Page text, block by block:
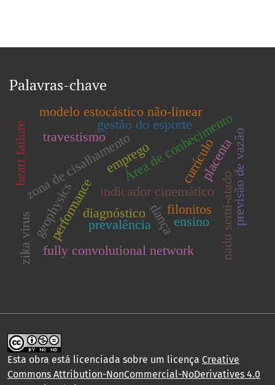
Palavras-chave
zona de cisalhamentoindicador cinemático
filonitos
dançaensino
Área de conhecimento
nado semi-atado
performancediagnóstico
gestão do esporte
geophysics
fully convolutional network
travestismo previsão de vazão
modelo estocástico não-linear
currículo
prevalência
emprego
heart failure
zika virus
placenta
Esta obra está licenciada sobre um licença Creative
Commons Attribution-NonCommercial-NoDerivatives 4.0